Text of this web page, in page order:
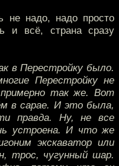
не надо, надо просто
и всё, страна сразу
в Перестройку было.
Перестройку не
так же. Вот
в сарае. И это была,
правда. Ну, не все
устроена. И что же
экскаватор или
трос, чугунный шар.